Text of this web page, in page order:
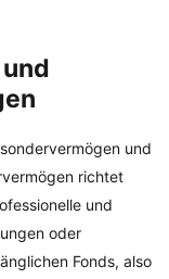
und
richtet
und
oder
Fonds, also